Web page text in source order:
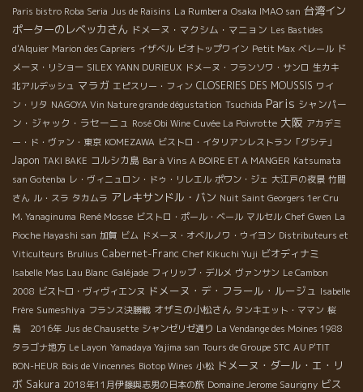
Paris bistro Roba Seria Jus de Raisins La Rumbera Osaka IMAO san 台湾イン
ポーターのレベッカさん ドメーヌ・マクシム・マニョン Les Bastides
d'Alquier Marion des Capriers イザベル ビオトップワイン Petit Max ベレール ド
メーヌ・リショー SILEX YANN DURIEUX ドメーヌ・フランソワ・サンロ 生カキ
北アルデッシュ マラガ エピスリー・フィン CLOSERIES DES MOUSSIS ワイ
ン・リタ NAGOYA Vin Nature grande dégustation Tsuchida Paris シャンパー
ン・ジャック・ラセーニュ Rosé Obi Wine Cuvée La Poivrotte 大阪 アカデミ
ー・ド・ヴァン・東京 KOMEZAWA ビストロ・イタリアンレストラン「グシテ」
Japon TAKI BAKE コルシカ島 Bar à Vins A BOIRE ET A MANGER Katsumata
san Gotenba レ・ヴィニュロン・ドゥ・リレエル ポワン・ジェ 大江戸の夜景 竹間
さん ル・スラ タカムラ アレキサンドル・バン Nuit Saint Georgers 1er Cru
M. Yanaginuma René Mosse ビストロ・ポール・ベール マルセル Chef Gwen La
Pioche Hayashi san 加賀 ビム ドメーヌ・オベルノワ・ウイヨン Distributeurs et
Viticulteurs Brulius Cabernet-Franc Chef Kikuchi Yuji ビオディナミ
Isabelle Mas Lau Blanc Galéjade フィリップ・デルメ ヴァンサン Le Cambon
2008 ビストロ・ヴィヴィエンヌ ドメーヌ・デ・フラール・ルージュ Isabelle
Frère Sumeshiya フランス決勝戦 オザミの小松さん タンキエット・ママン 桜
島 2016年 Jus de Chausette シャンゼリゼ通り La Vendange des Moines 1988
タラゴナ地方 Le Layon Yamadaya Yajima san Tours de Groupe STC AU P'TIT
BON-HEUR Bois de Vincennes Biotop Wines 小松 ドメーヌ・ダール・エ・リ
ボ Sakura 2018年11月伊藤與志男の日本の旅 Domaine Jerome Saurigny ビス